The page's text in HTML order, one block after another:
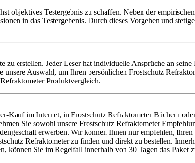
objektives Testergebnis zu schaffen. Neben der
in das Testergebenis. Durch dieses Vorgehen und
zu erstellen. Jeder Leser hat individuelle Ansprüche an
Auswahl, um Ihren persönlichen Frostschutz
Produktvergleich.
Kauf im Internet, in Frostschutz Refraktometer Büchern
Sie sowohl unsere Frostschutz Refraktometer
erwerben. Wir können Ihnen nur empfehlen,
Refraktometer zu finden und direkt zu bestellen.
können Sie im Regelfall innerhalb von 30 Tagen das Paket